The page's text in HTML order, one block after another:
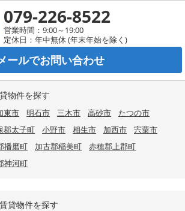
079-226-8522
営業時間：9:00～19:00
定休日：年中無休 (年末年始を除く)
ールでお問い合わせ
物件を探す
東市 明石市 三木市 高砂市
たつの市
郡太子町 小野市 相生市 加西市
宍粟市
播磨町 加古郡稲美町
赤穂郡上郡町
神河町
貸物件を探す